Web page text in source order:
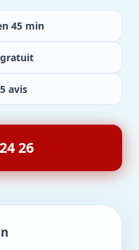
45 min
gratuit
avis
26